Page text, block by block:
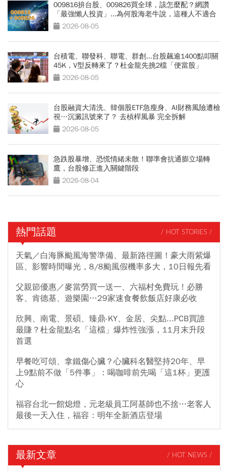
009816拚台股、009826買全球，該怎麼配？網讚
「最強懶人投資」...為何股海老牛說，這種人不適合
買？2026-08-05
台積電、聯發科、聯電、群創...台股飆逾1400點叩關
45K，V型反轉來了？杜金龍先挑2檔「便當股」
2026-08-05
台股融資大清洗、韓個股ETF急瘦身、AI財務風險遭檢
視…沉澱訊號來了？ 去槓桿風暴 完全拆解
2026-08-05
急跌股暴增、恐慌情緒未散！聯準會抗通膨立場轉
鷹，台股修正進入關鍵階段
2026-08-04
熱門話題 / HOT STORIES /
天氣／白海豚颱風海警準備、最新路徑圖！豪大雨紫爆
區、影響時間曝光，8/8颱風假機率多大，10日報先看
父親節優惠／麥當勞買一送一、六福村免費玩！必勝
客、肯德基、遊樂園…29家速食餐飲飯店好康必收
欣興、南電、景碩、臻鼎-KY、金居、尖點...PCB買誰
最賺？杜金龍點名「這檔」爆炸性強漲，11月末升段
首選
早餐吃可頌、拿鐵傷心臟？心臟科名醫堅持20年、早
上9點前不做「5件事」：喝咖啡前先喝「這1杯」更護
心
福容台北一館熄燈，元老級員工阿基師也不捨…老客人
最後一天入住，福容：明年全新酒店登場
最新文章 / HOT NEWS /